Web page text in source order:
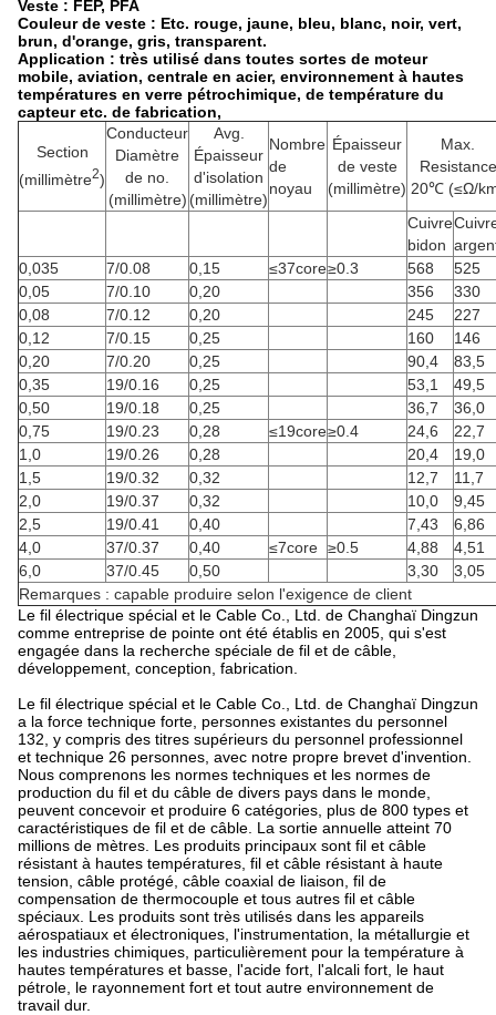
Veste : FEP, PFA
Couleur de veste : Etc. rouge, jaune, bleu, blanc, noir, vert,
brun, d'orange, gris, transparent.
Application : très utilisé dans toutes sortes de moteur
mobile, aviation, centrale en acier, environnement à hautes
températures en verre pétrochimique, de température du
capteur etc. de fabrication,
Section
(millimètre2)
Conducteur
Diamètre
de no.
(millimètre)
Avg.
Épaisseur
d'isolation
(millimètre)
Nombre
de
noyau
Épaisseur
de veste
(millimètre)
Max.
Resistance
20℃ (≤Ω/
Cuivre
bidon
0,035
7/0.08 0,15 ≤37core≥0.3 568
525
0,05
7/0.10 0,20 356
330
0,08
7/0.12 0,20 245
227
0,12
7/0.15 0,25 160
146
0,20
7/0.20 0,25 90,4
83,5
0,35
19/0.16 0,25 53,1
49,5
0,50
19/0.18 0,25 36,7
36,0
0,75
19/0.23 0,28 ≤19core≥0.4 24,6
22,7
1,0
19/0.26 0,28 20,4
19,0
1,5
19/0.32 0,32 12,7
11,7
2,0
19/0.37 0,32 10,0
9,45
2,5
19/0.41 0,40 7,43
6,86
4,0
37/0.37 0,40 ≤7core ≥0.5 4,88
4,51
6,0
37/0.45 0,50 3,30
3,05
Remarques : capable produire selon l'exigence de client
Le fil électrique spécial et le Cable Co., Ltd. de Changhaï Dingzun
comme entreprise de pointe ont été établis en 2005, qui s'est
engagée dans la recherche spéciale de fil et de câble,
développement, conception, fabrication.
Le fil électrique spécial et le Cable Co., Ltd. de Changhaï Dingzun
a la force technique forte, personnes existantes du personnel
132, y compris des titres supérieurs du personnel professionnel
et technique 26 personnes, avec notre propre brevet d'invention.
Nous comprenons les normes techniques et les normes de
production du fil et du câble de divers pays dans le monde,
peuvent concevoir et produire 6 catégories, plus de 800 types et
caractéristiques de fil et de câble. La sortie annuelle atteint 70
millions de mètres. Les produits principaux sont fil et câble
résistant à hautes températures, fil et câble résistant à haute
tension, câble protégé, câble coaxial de liaison, fil de
compensation de thermocouple et tous autres fil et câble
spéciaux. Les produits sont très utilisés dans les appareils
aérospatiaux et électroniques, l'instrumentation, la métallurgie et
les industries chimiques, particulièrement pour la température à
hautes températures et basse, l'acide fort, l'alcali fort, le haut
pétrole, le rayonnement fort et tout autre environnement de
travail dur.